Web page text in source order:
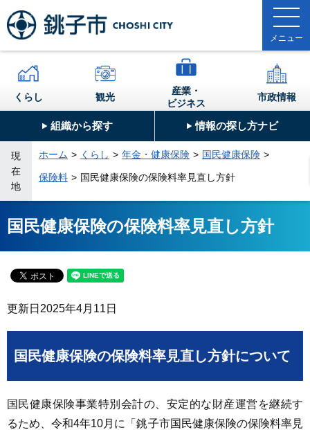
組織から探す 情報の探し方ナビ
くらし 観光
産業・
ビジネス
市政情報
現
在
地
ホーム くらし 年金・健康保険 国民健康保険
保険料 国民健康保険の保険料率見直し方針
国民健康保険の保険料率見直し方針
更新日 2025年4月11日
国民健康保険の保険料率見直し方針について
国民健康保険事業特別会計の、安定的な財産運営を継続す
るため、令和4年10月に「銚子市国民健康保険の保険料率見